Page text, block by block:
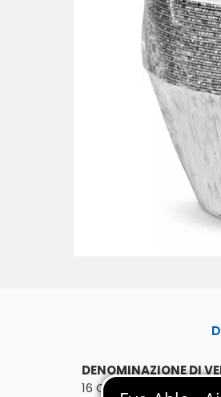
DENOMINAZIONE DI
16 CONTENITORI SENZA